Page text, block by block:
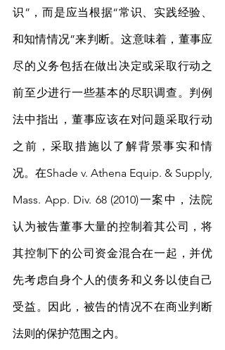
识”，而是应当根据“常识、实践经验、
和知情情况”来判断。这意味着，董事应
尽的义务包括在做出决定或采取行动之
前至少进行一些基本的尽职调查。判例
法中指出，董事应该在对问题采取行动
之前，采取措施以了解背景事实和情
况。在Shade v. Athena Equip. & Supply,
Mass. App. Div. 68 (2010)一案中，法院
认为被告董事大量的控制着其公司，将
其控制下的公司资金混合在一起，并优
先考虑自身个人的债务和义务以使自己
受益。因此，被告的情况不在商业判断
法则的保护范围之内。